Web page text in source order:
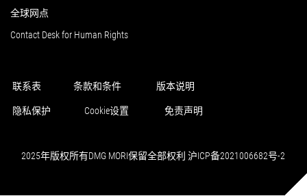
全球网点
Contact Desk for Human Rights
联系表 条款和条件 版本说明
隐私保护 Cookie设置 免责声明
2025年版权所有DMG MORI保留全部权利 沪ICP备2021006682号-2